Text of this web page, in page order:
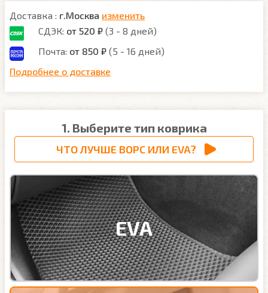
Доставка : г.Москва изменить
СДЭК: от 520 ₽ (3 - 8 дней)
Почта: от 850 ₽ (5 - 16 дней)
Подробнее о доставке
1. Выберите тип коврика
ЧТО ЛУЧШЕ ВОРС ИЛИ EVA?
EVA